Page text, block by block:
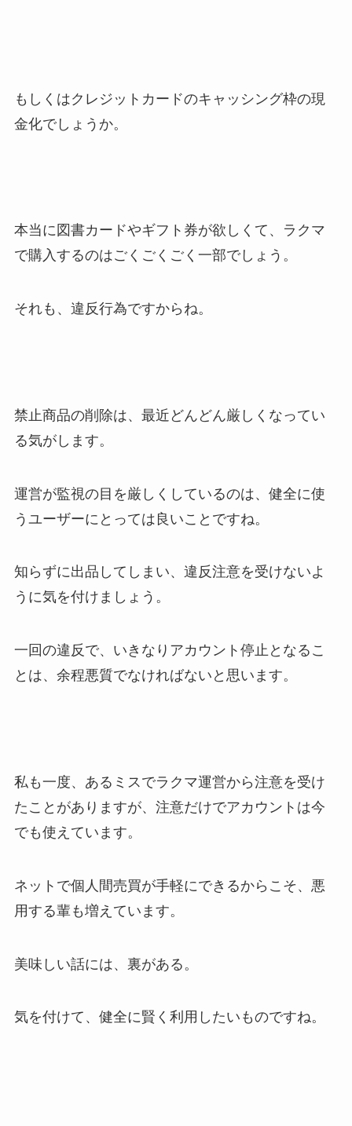
もしくはクレジットカードのキャッシング枠の現
金化でしょうか。
本当に図書カードやギフト券が欲しくて、ラクマ
で購入するのはごくごくごく一部でしょう。
それも、違反行為ですからね。
禁止商品の削除は、最近どんどん厳しくなってい
る気がします。
運営が監視の目を厳しくしているのは、健全に使
うユーザーにとっては良いことですね。
知らずに出品してしまい、違反注意を受けないよ
うに気を付けましょう。
一回の違反で、いきなりアカウント停止となるこ
とは、余程悪質でなければないと思います。
私も一度、あるミスでラクマ運営から注意を受け
たことがありますが、注意だけでアカウントは今
でも使えています。
ネットで個人間売買が手軽にできるからこそ、悪
用する輩も増えています。
美味しい話には、裏がある。
気を付けて、健全に賢く利用したいものですね。